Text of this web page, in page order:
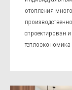
отопления
спроектирован
теплоэкономика